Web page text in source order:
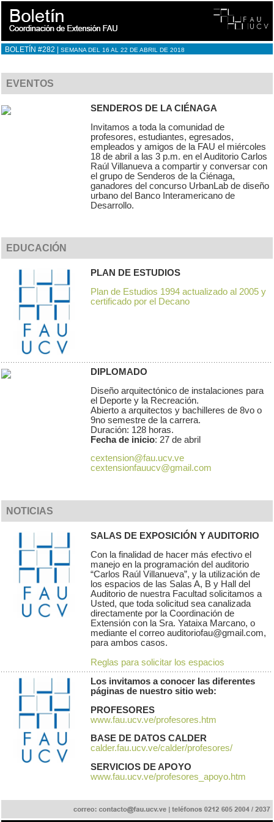
BOLETÍN #282 | SEMANA DEL 16 AL 22 DE ABRIL DE 2018
EVENTOS
SENDEROS DE LA CIÉNAGA
Invitamos a toda la comunidad de
profesores, estudiantes, egresados,
empleados y amigos de la FAU el miércoles
18 de abril a las 3 p.m. en el Auditorio Carlos
Raúl Villanueva a compartir y conversar con
el grupo de Senderos de la Ciénaga,
ganadores del concurso UrbanLab de diseño
urbano del Banco Interamericano de
Desarrollo.
EDUCACIÓN
PLAN DE ESTUDIOS
Plan de Estudios 1994 actualizado al 2005 y
certificado por el Decano
DIPLOMADO
Diseño arquitectónico de instalaciones para
el Deporte y la Recreación.
Abierto a arquitectos y bachilleres de 8vo o
9no semestre de la carrera.
Duración: 128 horas.
Fecha de inicio: 27 de abril
cextension@fau.ucv.ve
cextensionfauucv@gmail.com
NOTICIAS
SALAS DE EXPOSICIÓN Y AUDITORIO
Con la finalidad de hacer más efectivo el
manejo en la programación del auditorio
“Carlos Raúl Villanueva”, y la utilización de
los espacios de las Salas A, B y Hall del
Auditorio de nuestra Facultad solicitamos a
Usted, que toda solicitud sea canalizada
directamente por la Coordinación de
Extensión con la Sra. Yataixa Marcano, o
mediante el correo auditoriofau@gmail.com,
para ambos casos.
Reglas para solicitar los espacios
Los invitamos a conocer las diferentes
páginas de nuestro sitio web:
PROFESORES
www.fau.ucv.ve/profesores.htm
BASE DE DATOS CALDER
calder.fau.ucv.ve/calder/profesores/
SERVICIOS DE APOYO
www.fau.ucv.ve/profesores_apoyo.htm